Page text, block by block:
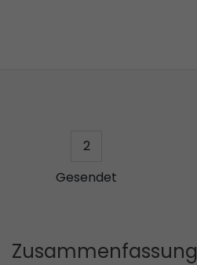
2
Gesendet
Zusammenfassung